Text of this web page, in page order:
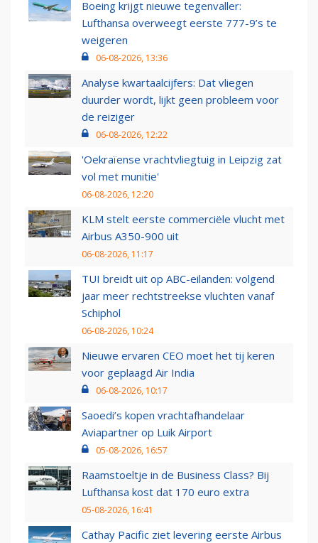
Boeing krijgt nieuwe tegenvaller:
Lufthansa overweegt eerste 777-9’s te
weigeren
06-08-2026, 13:36
Analyse kwartaalcijfers: Dat vliegen
duurder wordt, lijkt geen probleem voor
de reiziger
06-08-2026, 12:22
'Oekraïense vrachtvliegtuig in Leipzig zat
vol met munitie'
06-08-2026, 12:20
KLM stelt eerste commerciële vlucht met
Airbus A350-900 uit
06-08-2026, 11:17
TUI breidt uit op ABC-eilanden: volgend
jaar meer rechtstreekse vluchten vanaf
Schiphol
06-08-2026, 10:24
Nieuwe ervaren CEO moet het tij keren
voor geplaagd Air India
06-08-2026, 10:17
Saoedi’s kopen vrachtafhandelaar
Aviapartner op Luik Airport
05-08-2026, 16:57
Raamstoeltje in de Business Class? Bij
Lufthansa kost dat 170 euro extra
05-08-2026, 16:41
Cathay Pacific ziet levering eerste Airbus